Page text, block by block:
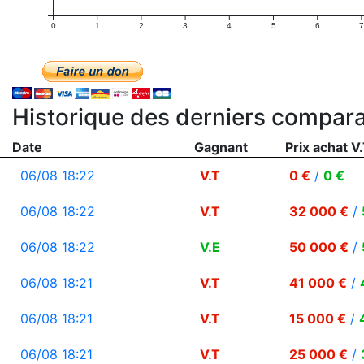
0 1 2 3 4 5 6 7
Historique des derniers
Date Gagnant
Prix achat
06/08 18:22
V.T 0 € / 0 €
06/08 18:22 V.T 32 000 € /
06/08 18:22 V.E 50 000 € /
06/08 18:21 V.T 41 000 € /
06/08 18:21 V.T 15 000 € /
06/08 18:21 V.T 25 000 € /